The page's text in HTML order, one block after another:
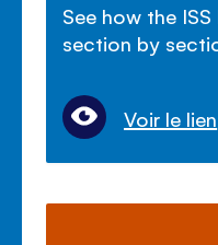
See how the
section by
Voir le lien